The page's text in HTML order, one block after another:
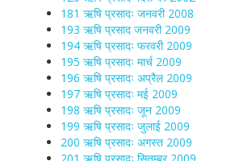
181 ऋषि प्रसादः जनवरी 2008
193 ऋषि प्रसाद जनवरी 2009
194 ऋषि प्रसादः फरवरी 2009
195 ऋषि प्रसादः मार्च 2009
196 ऋषि प्रसादः अप्रैल 2009
197 ऋषि प्रसादः मई 2009
198 ऋषि प्रसादः जून 2009
199 ऋषि प्रसादः जुलाई 2009
200 ऋषि प्रसादः अगस्त 2009